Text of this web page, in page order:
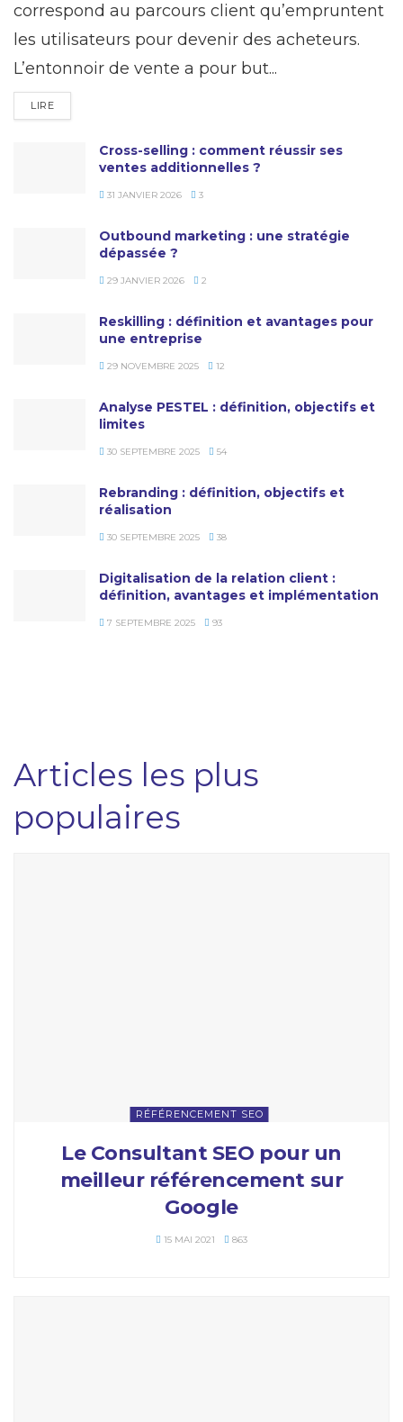
correspond au parcours client qu’empruntent
les utilisateurs pour devenir des acheteurs.
L’entonnoir de vente a pour but...
LIREDETAILS
Cross-selling : comment réussir ses
ventes additionnelles ?
31 JANVIER 2026 3
Outbound marketing : une stratégie
dépassée ?
29 JANVIER 2026 2
Reskilling : définition et avantages pour
une entreprise
29 NOVEMBRE 2025 12
Analyse PESTEL : définition, objectifs et
limites
30 SEPTEMBRE 2025 54
Rebranding : définition, objectifs et
réalisation
30 SEPTEMBRE 2025 38
Digitalisation de la relation client :
définition, avantages et implémentation
7 SEPTEMBRE 2025 93
Articles les plus
populaires
RÉFÉRENCEMENT SEO
Le Consultant SEO pour un
meilleur référencement sur
Google
15 MAI 2021 863